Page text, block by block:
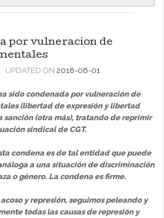
por vulneracion de
UPDATED ON 2018-06-01
sido condenada por vulneración de
(libertad de expresión y libertad
sanción (otra más), tratando de reprimir
sindical de CGT.
condena es de tal entidad que puede
a una situación de discriminación
o género. La condena es firme.
y represión, seguimos peleando y
todas las causas de represión y